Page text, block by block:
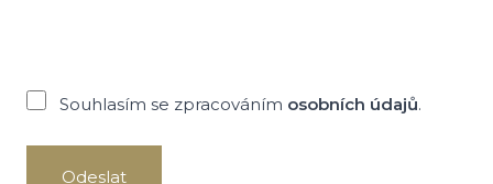
Souhlasím se zpracováním osobních údajů.